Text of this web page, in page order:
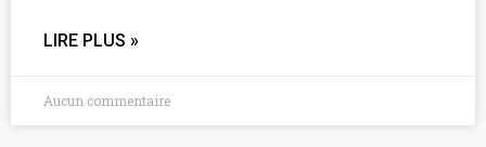
LIRE PLUS »
Aucun commentaire